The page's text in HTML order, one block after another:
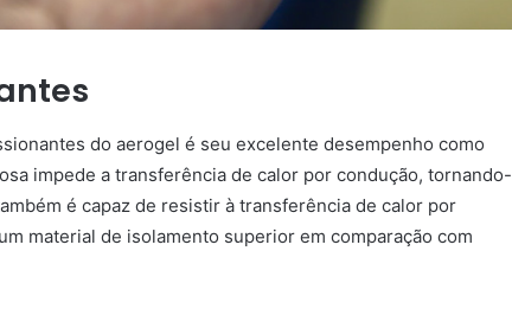
do aerogel é seu excelente desempenho como
impede a transferência de calor por condução, tornando-
é capaz de resistir à transferência de calor por
material de isolamento superior em comparação com